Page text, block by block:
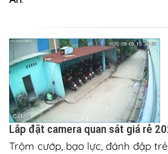
Lắp đặt camera quan sát giá rẻ
Trộm cướp, bạo lực, đánh đập